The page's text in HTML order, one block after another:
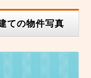
ての物件写真